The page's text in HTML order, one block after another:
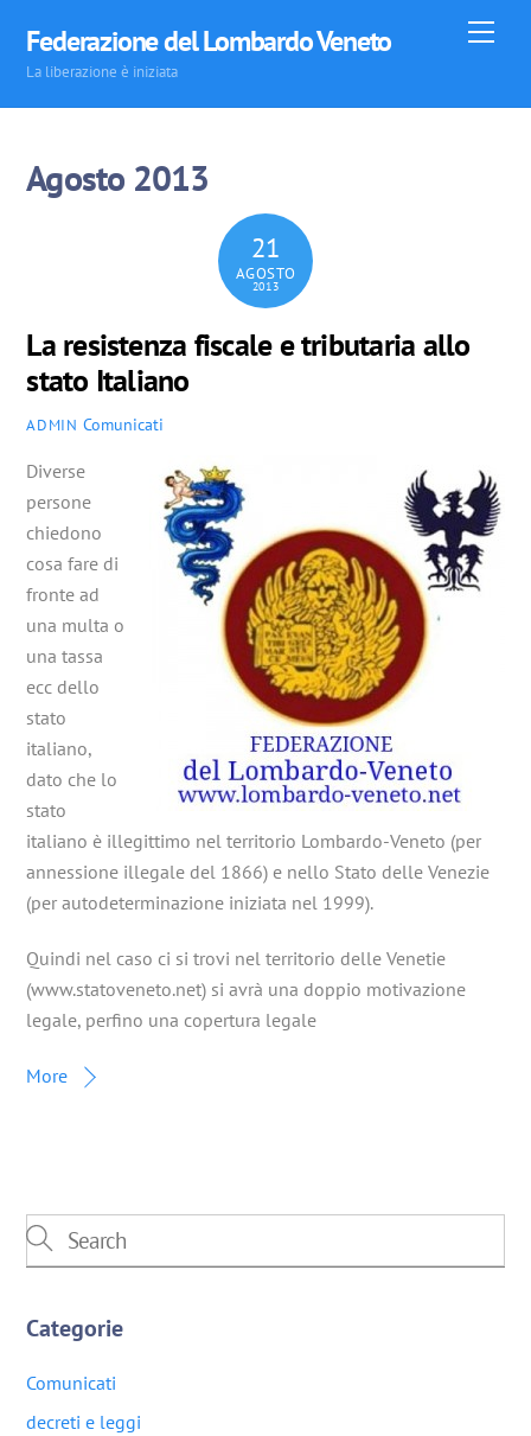
content
Federazione del Lombardo Veneto
La liberazione è iniziata
Agosto 2013
21
AGOSTO
2013
La resistenza fiscale e tributaria allo
stato Italiano
ADMIN Comunicati
Diverse
persone
chiedono
cosa fare di
fronte ad
una multa o
una tassa
ecc dello
stato
italiano,
dato che lo
stato
italiano è illegittimo nel territorio Lombardo-Veneto (per
annessione illegale del 1866) e nello Stato delle Venezie
(per autodeterminazione iniziata nel 1999).
Quindi nel caso ci si trovi nel territorio delle Venetie
(www.statoveneto.net) si avrà una doppio motivazione
legale, perfino una copertura legale
More
Categorie
Comunicati
decreti e leggi